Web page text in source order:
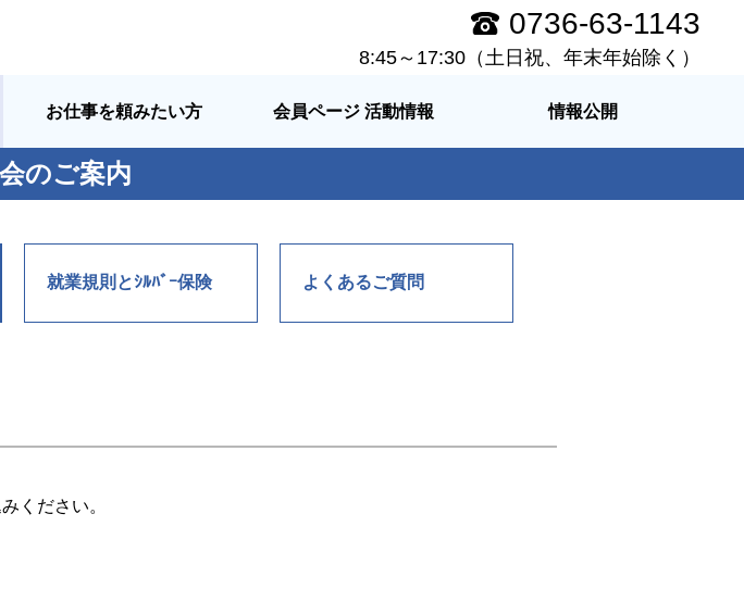
0736-63-1143
8:45～17:30（土日祝、年末年始除く）
お仕事を頼みたい方 会員ページ 活動情報 情報公開
のご案内
就業規則とｼﾙﾊﾞｰ保険 よくあるご質問
ください。